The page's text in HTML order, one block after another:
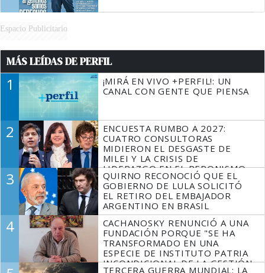
Espacio Publicitario
MÁS LEÍDAS DE PERFIL
1
¡MIRÁ EN VIVO +PERFIL!: UN
CANAL CON GENTE QUE PIENSA
2
ENCUESTA RUMBO A 2027:
CUATRO CONSULTORAS
MIDIERON EL DESGASTE DE
MILEI Y LA CRISIS DE
LIDERAZGO EN EL PERONISMO
3
QUIRNO RECONOCIÓ QUE EL
GOBIERNO DE LULA SOLICITÓ
EL RETIRO DEL EMBAJADOR
ARGENTINO EN BRASIL
4
CACHANOSKY RENUNCIÓ A UNA
FUNDACIÓN PORQUE "SE HA
TRANSFORMADO EN UNA
ESPECIE DE INSTITUTO PATRIA
INCONDICIONAL DE LA GESTIÓN
TERCERA GUERRA MUNDIAL: LA